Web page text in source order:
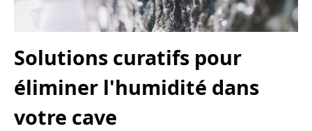
Solutions curatifs pour
éliminer l'humidité dans
votre cave